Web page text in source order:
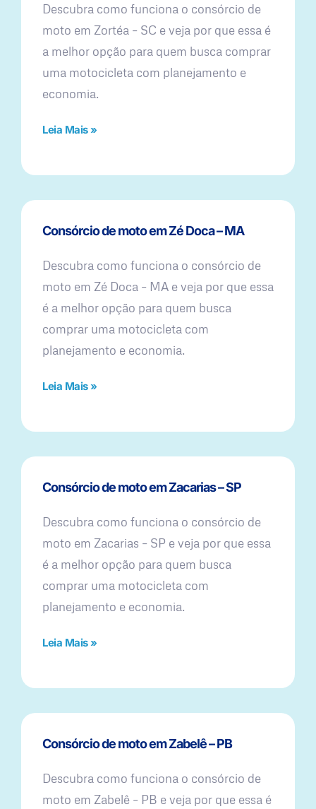
Descubra como funciona o consórcio de
moto em Zortéa – SC e veja por que essa é
a melhor opção para quem busca comprar
uma motocicleta com planejamento e
economia.
Leia Mais »
Consórcio de moto em Zé Doca – MA
Descubra como funciona o consórcio de
moto em Zé Doca – MA e veja por que essa
é a melhor opção para quem busca
comprar uma motocicleta com
planejamento e economia.
Leia Mais »
Consórcio de moto em Zacarias – SP
Descubra como funciona o consórcio de
moto em Zacarias – SP e veja por que essa
é a melhor opção para quem busca
comprar uma motocicleta com
planejamento e economia.
Leia Mais »
Consórcio de moto em Zabelê – PB
Descubra como funciona o consórcio de
moto em Zabelê – PB e veja por que essa é